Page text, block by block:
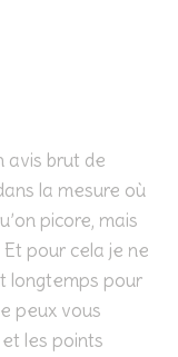
avis brut de
la mesure où
picore, mais
Et pour cela je ne
longtemps pour
peux vous
les points